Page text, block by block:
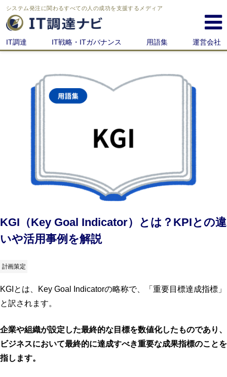
システム発注に関わるすべての人の成功を支援するメディア
IT調達 IT戦略・ITガバナンス 用語集 運営会社
KGI（Key Goal Indicator）とは？KPIとの違
いや活用事例を解説
計画策定
KGIとは、Key Goal Indicatorの略称で、「重要目標達成指標」
と訳されます。
企業や組織が設定した最終的な目標を数値化したものであり、
ビジネスにおいて最終的に達成すべき重要な成果指標のことを
指します。